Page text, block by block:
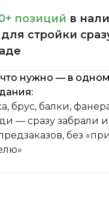
пoзиций в
cтpoйки
что нужно — в
брус, балки,
— сразу забрали
без